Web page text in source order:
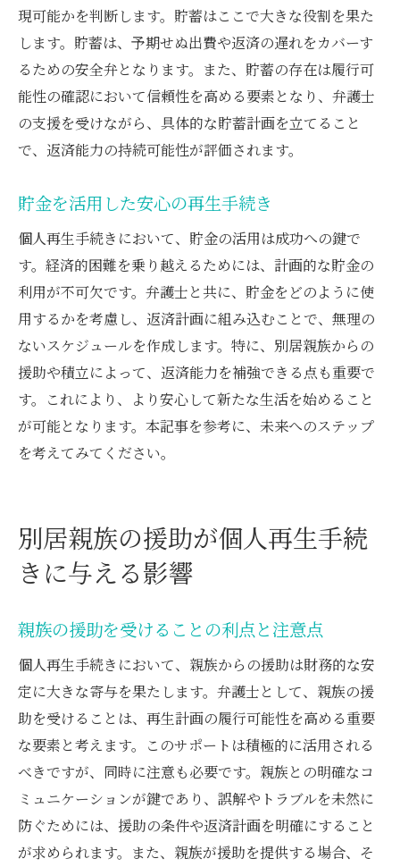
現可能かを判断します。貯蓄はここで大きな役割を果た
します。貯蓄は、予期せぬ出費や返済の遅れをカバーす
るための安全弁となります。また、貯蓄の存在は履行可
能性の確認において信頼性を高める要素となり、弁護士
の支援を受けながら、具体的な貯蓄計画を立てること
で、返済能力の持続可能性が評価されます。
貯金を活用した安心の再生手続き
個人再生手続きにおいて、貯金の活用は成功への鍵で
す。経済的困難を乗り越えるためには、計画的な貯金の
利用が不可欠です。弁護士と共に、貯金をどのように使
用するかを考慮し、返済計画に組み込むことで、無理の
ないスケジュールを作成します。特に、別居親族からの
援助や積立によって、返済能力を補強できる点も重要で
す。これにより、より安心して新たな生活を始めること
が可能となります。本記事を参考に、未来へのステップ
を考えてみてください。
別居親族の援助が個人再生手続
きに与える影響
親族の援助を受けることの利点と注意点
個人再生手続きにおいて、親族からの援助は財務的な安
定に大きな寄与を果たします。弁護士として、親族の援
助を受けることは、再生計画の履行可能性を高める重要
な要素と考えます。このサポートは積極的に活用される
べきですが、同時に注意も必要です。親族との明確なコ
ミュニケーションが鍵であり、誤解やトラブルを未然に
防ぐためには、援助の条件や返済計画を明確にすること
が求められます。また、親族が援助を提供する場合、そ